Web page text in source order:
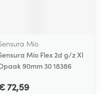
Mio
Mio Flex 2d g/z Xl
90mm 30 18386
72,59